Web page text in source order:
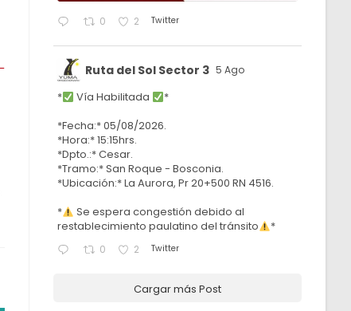
0 2 Twitter
Ruta del Sol Sector 3 5 Ago
* Vía Habilitada
*
*Fecha:* 05/08/2026.
*Hora:* 15:15hrs.
*Dpto.:* Cesar.
*Tramo:* San Roque - Bosconia.
*Ubicación:* La Aurora, Pr 20+500 RN 4516.
*
Se espera congestión debido al
restablecimiento paulatino del tránsito
*
0 2 Twitter
Cargar más Post